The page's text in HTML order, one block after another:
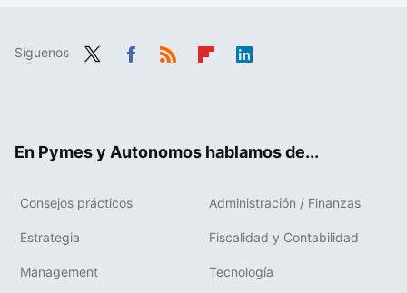
Síguenos
En Pymes y Autonomos hablamos de...
Consejos prácticos Administración / Finanzas
Estrategia Fiscalidad y Contabilidad
Management Tecnología